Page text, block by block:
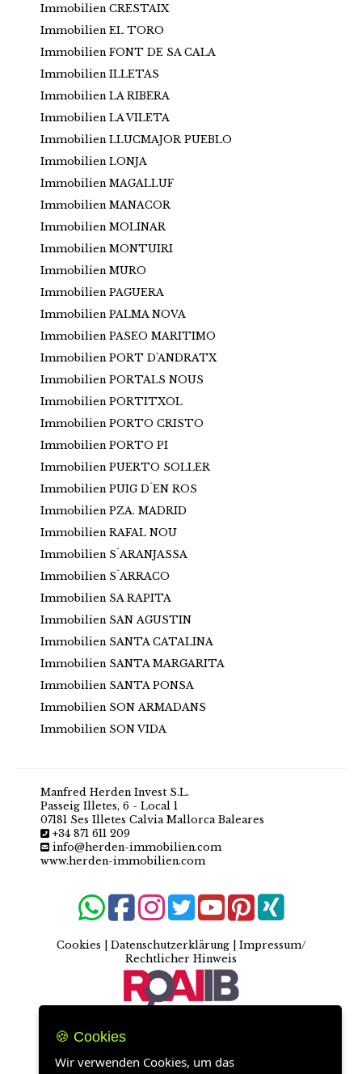
Immobilien CRESTAIX
Immobilien EL TORO
Immobilien FONT DE SA CALA
Immobilien ILLETAS
Immobilien LA RIBERA
Immobilien LA VILETA
Immobilien LLUCMAJOR PUEBLO
Immobilien LONJA
Immobilien MAGALLUF
Immobilien MANACOR
Immobilien MOLINAR
Immobilien MONTUIRI
Immobilien MURO
Immobilien PAGUERA
Immobilien PALMA NOVA
Immobilien PASEO MARITIMO
Immobilien PORT D'ANDRATX
Immobilien PORTALS NOUS
Immobilien PORTITXOL
Immobilien PORTO CRISTO
Immobilien PORTO PI
Immobilien PUERTO SOLLER
Immobilien PUIG D´EN ROS
Immobilien PZA. MADRID
Immobilien RAFAL NOU
Immobilien S´ARANJASSA
Immobilien S´ARRACO
Immobilien SA RAPITA
Immobilien SAN AGUSTIN
Immobilien SANTA CATALINA
Immobilien SANTA MARGARITA
Immobilien SANTA PONSA
Immobilien SON ARMADANS
Immobilien SON VIDA
Manfred Herden Invest S.L.
Passeig Illetes, 6 - Local 1
07181 Ses Illetes Calvia Mallorca Baleares
+34 871 611 209
info@herden-immobilien.com
www.herden-immobilien.com
Cookies Datenschutzerklärung| Impressum/
Rechtlicher Hinweis
🍪 Cookies
Wir verwenden Cookies, um das